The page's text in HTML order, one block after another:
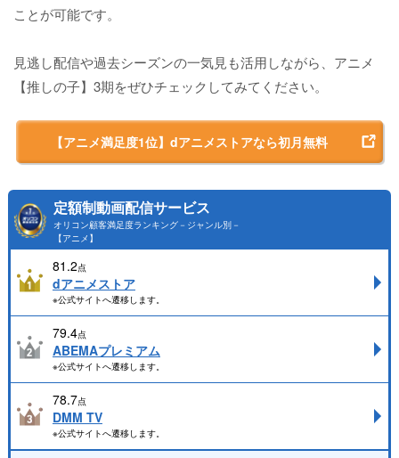
ことが可能です。
見逃し配信や過去シーズンの一気見も活用しながら、アニメ
【推しの子】3期をぜひチェックしてみてください。
【アニメ満足度1位】dアニメストアなら初月無料
定額制動画配信サービス
オリコン顧客満足度ランキング－ジャンル別－
【アニメ】
81.2点
dアニメストア
※公式サイトへ遷移します。
79.4点
ABEMAプレミアム
※公式サイトへ遷移します。
78.7点
DMM TV
※公式サイトへ遷移します。